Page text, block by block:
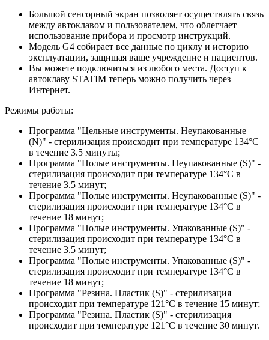
Большой сенсорный экран позволяет осуществлять связь
между автоклавом и пользователем, что облегчает
использование прибора и просмотр инструкций.
Модель G4 собирает все данные по циклу и историю
эксплуатации, защищая ваше учреждение и пациентов.
Вы можете подключиться из любого места. Доступ к
автоклаву STATIM теперь можно получить через
Интернет.
Режимы работы:
Программа "Цельные инструменты. Неупакованные
(N)" - стерилизация происходит при температуре 134°С
в течение 3.5 минуты;
Программа "Полые инструменты. Неупакованные (S)" -
стерилизация происходит при температуре 134°С в
течение 3.5 минут;
Программа "Полые инструменты. Неупакованные (S)" -
стерилизация происходит при температуре 134°С в
течение 18 минут;
Программа "Полые инструменты. Упакованные (S)" -
стерилизация происходит при температуре 134°С в
течение 3.5 минут;
Программа "Полые инструменты. Упакованные (S)" -
стерилизация происходит при температуре 134°С в
течение 18 минут;
Программа "Резина. Пластик (S)" - стерилизация
происходит при температуре 121°С в течение 15 минут;
Программа "Резина. Пластик (S)" - стерилизация
происходит при температуре 121°С в течение 30 минут.